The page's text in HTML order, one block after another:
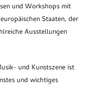
und Workshops mit
Staaten, der
Ausstellungen
und Kunstszene ist
und wichtiges